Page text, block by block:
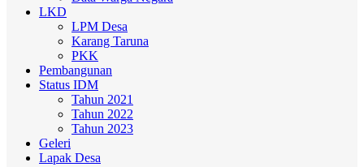
LKD
LPM Desa
Karang Taruna
PKK
Pembangunan
Status IDM
Tahun 2021
Tahun 2022
Tahun 2023
Geleri
Lapak Desa